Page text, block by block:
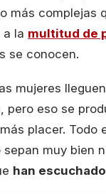
más complejas
a la multitud de
se conocen.
mujeres
pero eso se
placer. Todo
muy bien
han